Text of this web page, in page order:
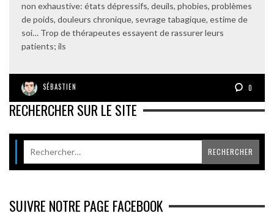
non exhaustive: états dépressifs, deuils, phobies, problèmes
de poids, douleurs chronique, sevrage tabagique, estime de
soi… Trop de thérapeutes essayent de rassurer leurs
patients; ils
SÉBASTIEN 0
RECHERCHER SUR LE SITE
SUIVRE NOTRE PAGE FACEBOOK